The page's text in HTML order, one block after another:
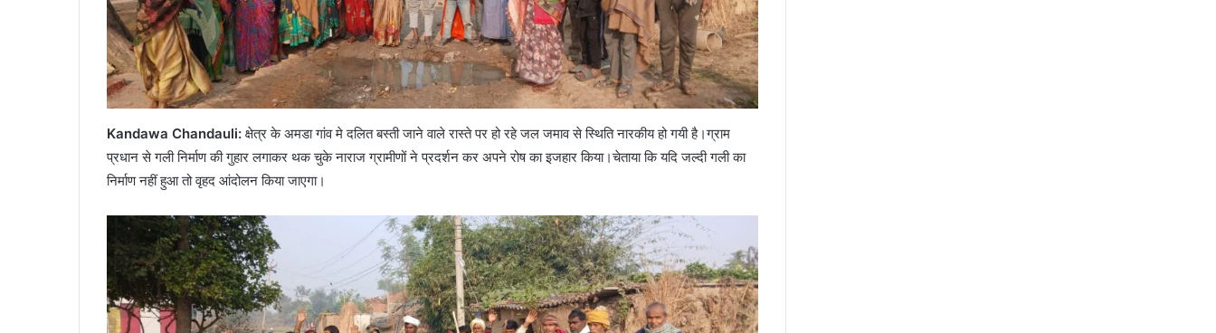
Kandawa Chandauli: क्षेत्र के अमडा गांव मे दलित बस्ती जाने वाले रास्ते पर हो रहे जल जमाव से स्थिति नारकीय हो गयी है।ग्राम
प्रधान से गली निर्माण की गुहार लगाकर थक चुके नाराज ग्रामीणों ने प्रदर्शन कर अपने रोष का इजहार किया।चेताया कि यदि जल्दी गली का
निर्माण नहीं हुआ तो वृहद आंदोलन किया जाएगा।